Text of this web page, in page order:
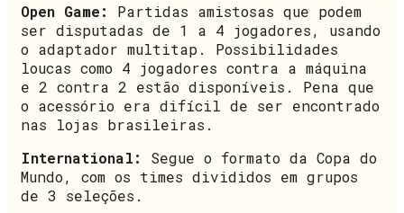
Open Game:
Partidas amistosas que podem
ser disputadas de 1 a 4 jogadores, usando
o adaptador multitap. Possibilidades
loucas como 4 jogadores contra a máquina
e 2 contra 2 estão disponíveis. Pena que
o acessório era difícil de ser encontrado
nas lojas brasileiras.
International:
Segue o formato da Copa do
Mundo, com os times divididos em grupos
de 3 seleções.